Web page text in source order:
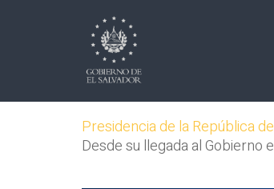
Presidencia de la República
Desde su llegada al Gobierno